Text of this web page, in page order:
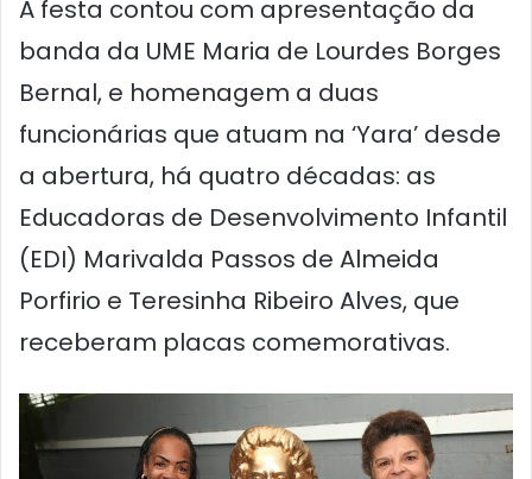
A festa contou com apresentação da
banda da UME Maria de Lourdes Borges
Bernal, e homenagem a duas
funcionárias que atuam na ‘Yara’ desde
a abertura, há quatro décadas: as
Educadoras de Desenvolvimento Infantil
(EDI) Marivalda Passos de Almeida
Porfirio e Teresinha Ribeiro Alves, que
receberam placas comemorativas.